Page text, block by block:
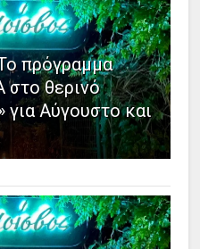
πρόγραμμα
θερινό
για Αύγουστο και